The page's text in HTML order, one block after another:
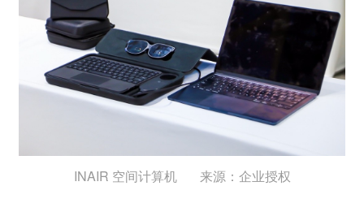
INAIR 空间计算机 来源：企业授权